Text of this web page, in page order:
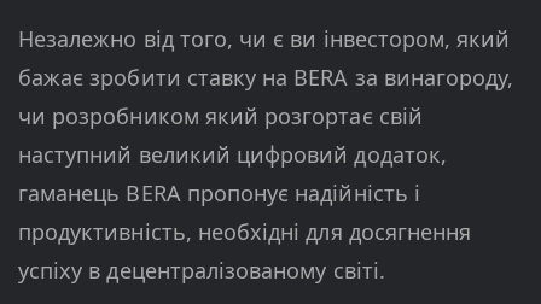
Незалежно від того, чи є ви інвестором, який
бажає зробити ставку на BERA за винагороду,
чи розробником який розгортає свій
наступний великий цифровий додаток,
гаманець BERA пропонує надійність і
продуктивність, необхідні для досягнення
успіху в децентралізованому світі.